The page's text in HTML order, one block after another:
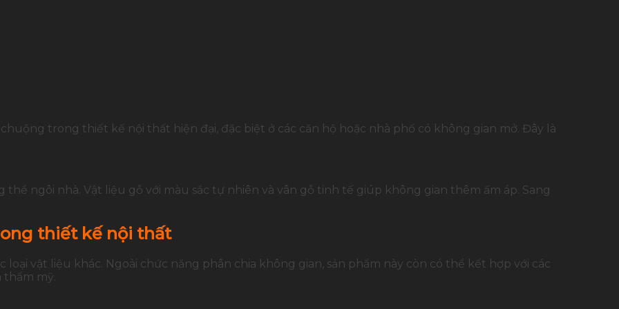
khách và bếp hiện đại
trong thiết kế nội thất hiện đại, đặc biệt ở các căn hộ hoặc nhà phố có không gian mở. Đây là
ngôi nhà. Vật liệu gỗ với màu sắc tự nhiên và vân gỗ tinh tế giúp không gian thêm ấm áp. Sang
thiết kế nội thất
vật liệu khác. Ngoài chức năng phân chia không gian, sản phẩm này còn có thể kết hợp với các
mỹ.